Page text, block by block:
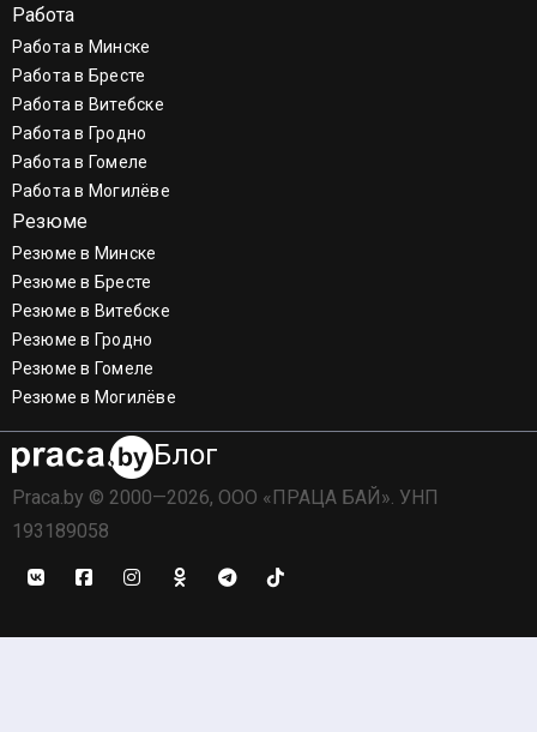
Работа
Работа в Минске
Работа в Бресте
Работа в Витебске
Работа в Гродно
Работа в Гомеле
Работа в Могилёве
Резюме
Резюме в Минске
Резюме в Бресте
Резюме в Витебске
Резюме в Гродно
Резюме в Гомеле
Резюме в Могилёве
Блог
Praca.by © 2000—2026, ООО «ПРАЦА БАЙ». УНП
193189058